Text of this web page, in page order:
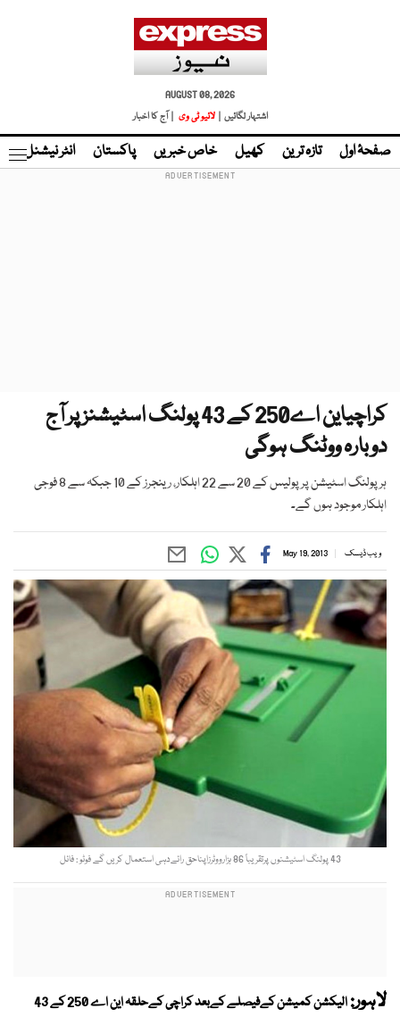
AUGUST 08, 2026
اشتہار لگائیں |
لائیو ٹی وی | آج کا اخبار
صفحۂ اول تازہ ترین کھیل خاص خبریں پاکستان انٹر نیشنل
کراچیاین اے250 کے 43 پولنگ اسٹیشنز پر آج
دوبارہ ووٹنگ ہوگی
ہر پولنگ اسٹیشن پر پولیس کے 20 سے 22 اہلکار، رینجرز کے 10 جبکہ سے 8 فوجی
اہلکار موجود ہوں گے۔
ویب ڈیسک May 19, 2013
43 پولنگ اسٹیشنوں پرتقریباً 86 ہزارووٹرزاپناحق رائےدہی استعمال کریں گے فوٹو : فائل
لاہور:
الیکشن کمیشن کےفیصلے کےبعد کراچی کےحلقہ این اے 250 کے 43